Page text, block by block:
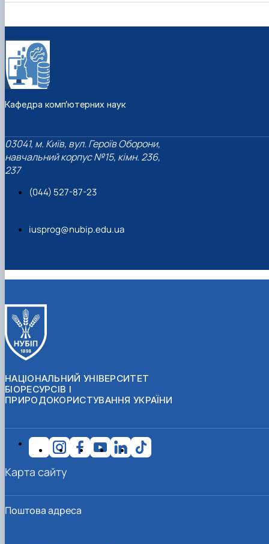
Кафедра комп’ютерних наук
03041, м. Київ, вул. Героїв Оборони,
навчальний корпус №15, кімн. 236,
237
(044) 527-87-23
iusprog@nubip.edu.ua
НАЦІОНАЛЬНИЙ УНІВЕРСИТЕТ
БІОРЕСУРСІВ І
ПРИРОДОКОРИСТУВАННЯ УКРАЇНИ
Поштова адреса
Карта сайту